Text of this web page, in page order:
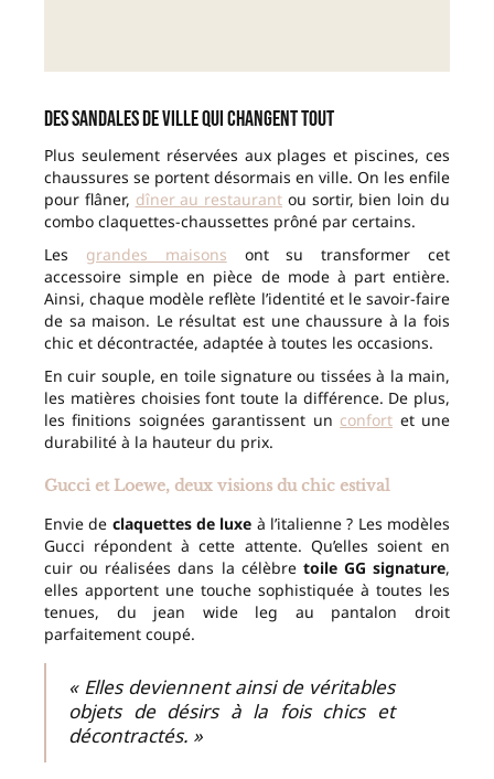
Des sandales de ville qui changent tout
Plus seulement réservées aux plages et piscines, ces
chaussures se portent désormais en ville. On les enfile
pour flâner, dîner au restaurant ou sortir, bien loin du
combo claquettes-chaussettes prôné par certains.
Les grandes maisons ont su transformer cet
accessoire simple en pièce de mode à part entière.
Ainsi, chaque modèle reflète l’identité et le savoir-faire
de sa maison. Le résultat est une chaussure à la fois
chic et décontractée, adaptée à toutes les occasions.
En cuir souple, en toile signature ou tissées à la main,
les matières choisies font toute la différence. De plus,
les finitions soignées garantissent un confort et une
durabilité à la hauteur du prix.
Gucci et Loewe, deux visions du chic estival
Envie de claquettes de luxe à l’italienne ? Les modèles
Gucci répondent à cette attente. Qu’elles soient en
cuir ou réalisées dans la célèbre toile GG signature,
elles apportent une touche sophistiquée à toutes les
tenues, du jean wide leg au pantalon droit
parfaitement coupé.
« Elles deviennent ainsi de véritables
objets de désirs à la fois chics et
décontractés. »